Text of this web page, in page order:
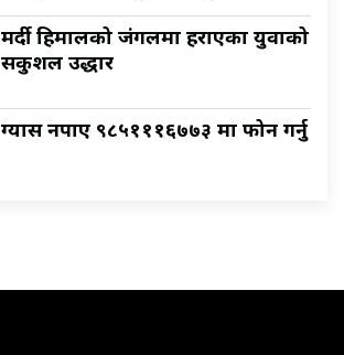
मर्दी हिमालको जंगलमा हराएका युवाको
सकुशल उद्धार
ग्यास नपाए ९८५१११६७७३ मा फोन गर्नु